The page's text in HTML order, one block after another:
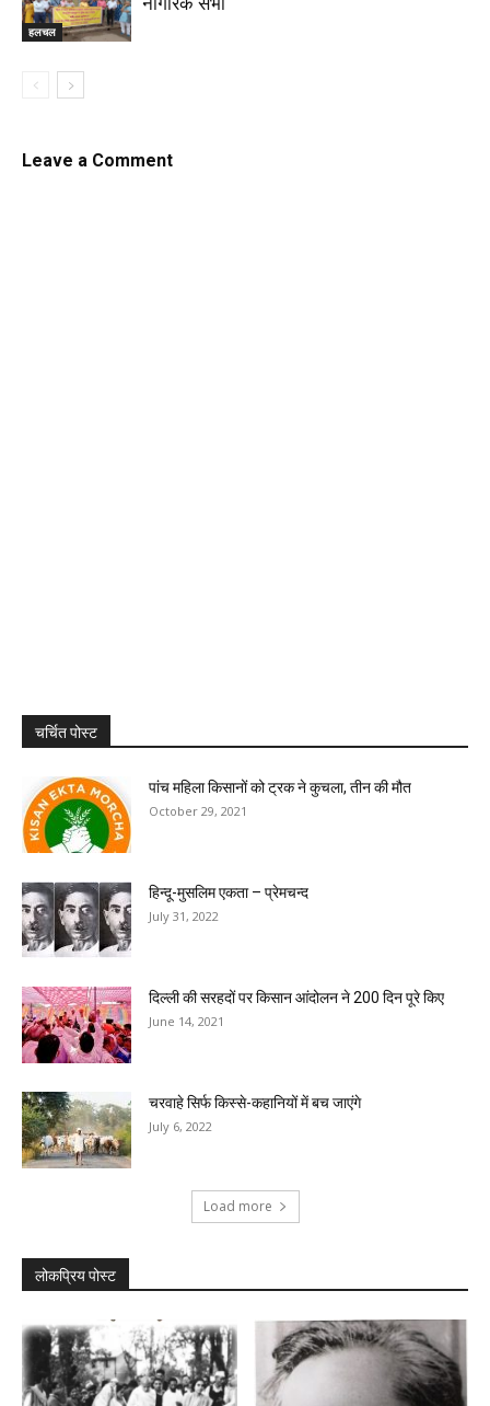
हलचल
Leave a Comment
चर्चित पोस्ट
पांच महिला किसानों को ट्रक ने कुचला, तीन की मौत
October 29, 2021
हिन्दू-मुसलिम एकता – प्रेमचन्द
July 31, 2022
दिल्ली की सरहदों पर किसान आंदोलन ने 200 दिन‌ पूरे किए
June 14, 2021
चरवाहे सिर्फ किस्से-कहानियों में बच जाएंगे
July 6, 2022
Load more
लोकप्रिय पोस्ट